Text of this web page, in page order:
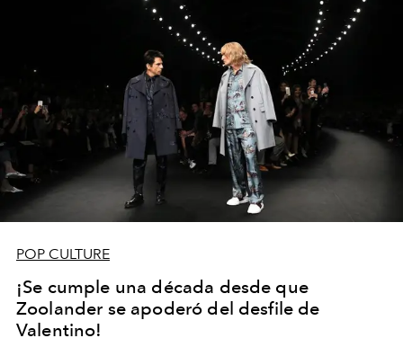
POP CULTURE
¡Se cumple una década desde que
Zoolander se apoderó del desfile de
Valentino!